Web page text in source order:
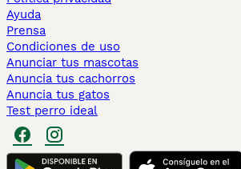
Ayuda
Prensa
Condiciones de uso
Anunciar tus mascotas
Anuncia tus cachorros
Anuncia tus gatos
Test perro ideal